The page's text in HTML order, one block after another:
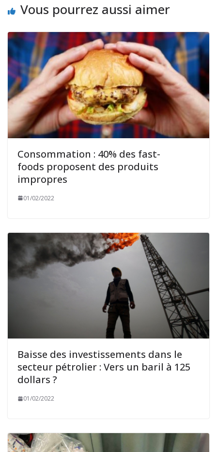
Vous pourrez aussi aimer
Consommation : 40% des fast-
foods proposent des produits
impropres
01/02/2022
Baisse des investissements dans le
secteur pétrolier : Vers un baril à 125
dollars ?
01/02/2022